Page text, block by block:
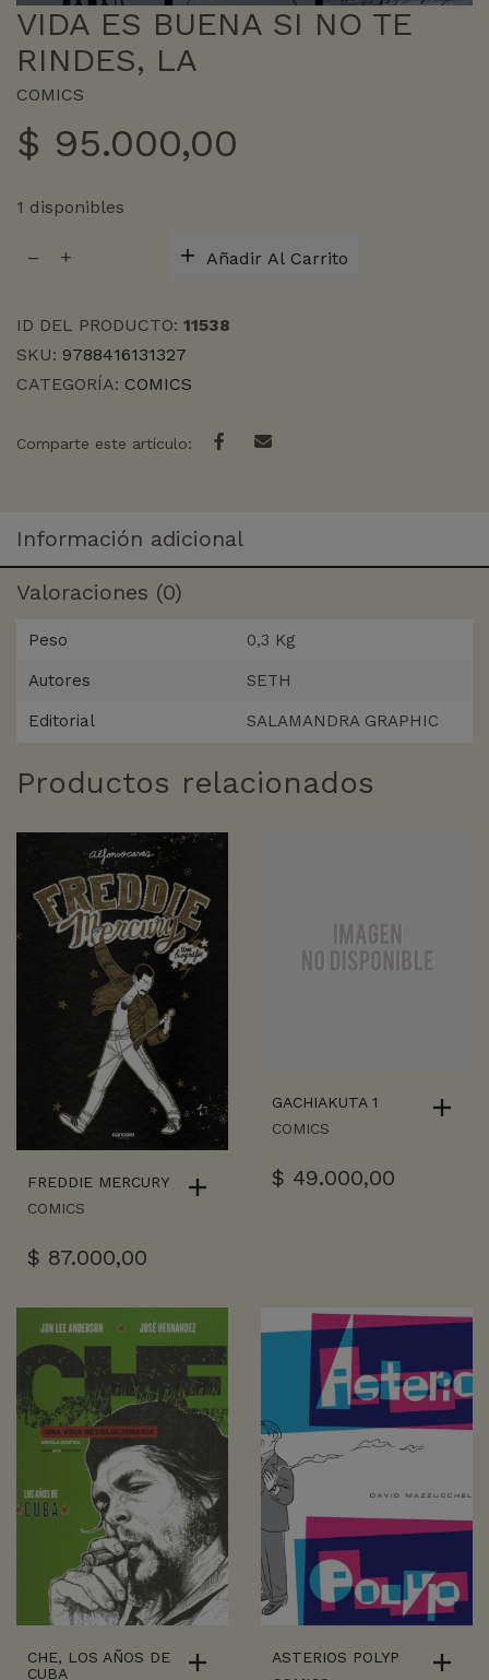
VIDA ES BUENA SI NO TE
RINDES, LA
COMICS
$ 95.000,00
1 disponibles
ES
NO
TE
RINDES,
Añadir Al Carrito
ID DEL PRODUCTO: 11538
SKU: 9788416131327
CATEGORÍA: COMICS
Comparte este artículo:
Información adicional
Valoraciones (0)
Peso 0,3 Kg
Autores SETH
Editorial SALAMANDRA GRAPHIC
Productos relacionados
FREDDIE MERCURY
COMICS
$ 87.000,00
GACHIAKUTA 1
COMICS
$ 49.000,00
CHE, LOS AÑOS DE
CUBA
ASTERIOS POLYP